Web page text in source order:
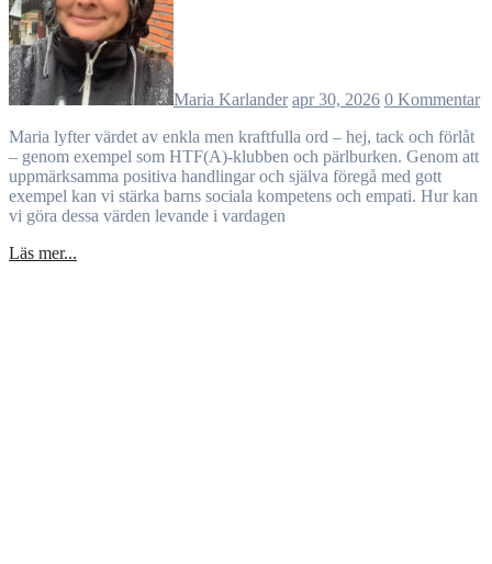
Maria Karlander apr 30, 2026 0 Kommentar
Maria lyfter värdet av enkla men kraftfulla ord – hej, tack och förlåt
– genom exempel som HTF(A)-klubben och pärlburken. Genom att
uppmärksamma positiva handlingar och själva föregå med gott
exempel kan vi stärka barns sociala kompetens och empati. Hur kan
vi göra dessa värden levande i vardagen
Läs mer...